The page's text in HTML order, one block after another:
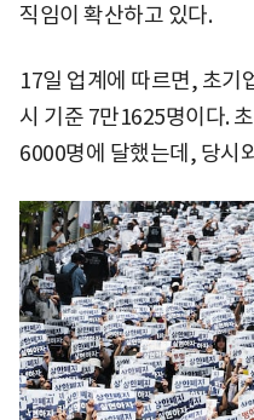
직임이 확산하고 있다.
17일 업계에 따르면, 초기
시 기준 7만1625명이다.
6000명에 달했는데, 당시